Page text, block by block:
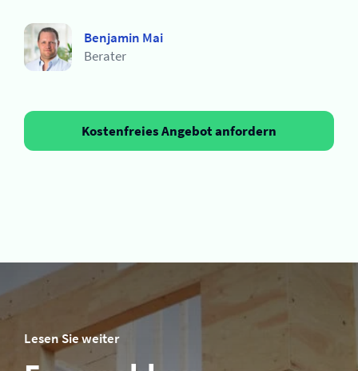
Benjamin Mai
Berater
Kostenfreies Angebot anfordern
Lesen Sie weiter